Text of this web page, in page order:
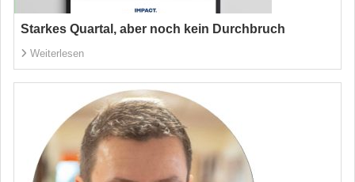
Starkes Quartal, aber noch kein Durchbruch
Weiterlesen